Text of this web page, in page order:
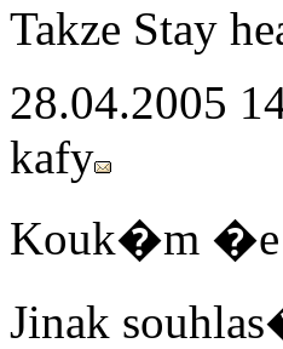
Takze Stay
28.04.2005
kafy
Kouk�m �e
Jinak